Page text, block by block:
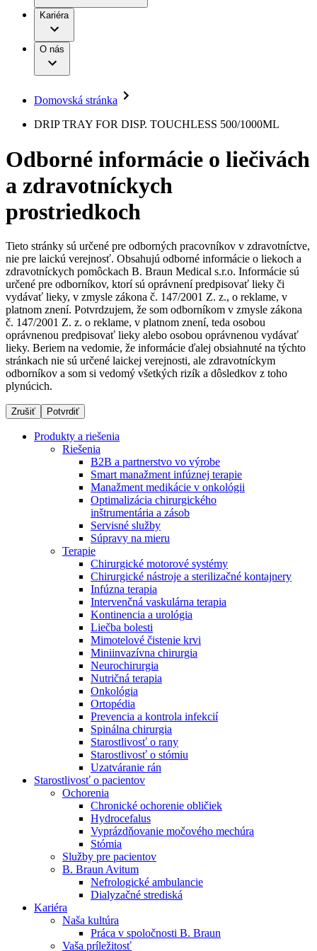
Terapie
Kontinencia a urológia
Liečba bolesti
Miniinvazívna chirurgia
Nutričná terapia
Onkológia
Ortopédia
Prevencia a kontrola infekcií
Spinálna chirurgia
Starostlivosť o rany
Uzatváranie rán
Riešenia
Terapie
Produktový katalóg​
Objavte naše produkty. ​Navštívte produktový katalóg B.
Braun​ s našim kompletným produktovým portfóliom.​
B. Braun Avitum
Ochorenia
Služby pre pacientov
Dialyzačné strediská
B. Braun Avitum poskytuje kvalitnú dialyzačnú starostlivosť
vo všetkých svojich strediskách na Slovensku. Viac
informácií nájdete na stránke jednotlivých stredísk.
Nefrologické ambulancie
V nefrologických ambulanciách prevádzkujeme poradenstvo
a prípravu pacientov k jednotlivým metódam náhrady funkcie
obličiek. Zvoľte si mesto, ktoré potrebujete a navštívte nás.
Práca a kariéra
Naša kultúra
Vaša príležitosť
Nájdite si prácu u nás​
Objavte svoje kariérne príležitosti ​v B. Braun. Vyhľadajte náš
trh práce​ pre zaujímavé pozície na Slovensku.​
Zodpovednosť
Médiá
Tlačové správy
Kontakt
Kontaktný formulár
Spoločnosť
Médiá
Kontakt
Zostaňte v dialógu s B. Braun. Kontaktujte nás.
Kariéra
O nás
Domovská stránka
DRIP TRAY FOR DISP. TOUCHLESS 500/1000ML
Odborné informácie o liečivách
a zdravotníckych
prostriedkoch
Tieto stránky sú určené pre odborných pracovníkov v zdravotníctve,
nie pre laickú verejnosť. Obsahujú odborné informácie o liekoch a
zdravotníckych pomôckach B. Braun Medical s.r.o. Informácie sú
určené pre odborníkov, ktorí sú oprávnení predpisovať lieky či
vydávať lieky, v zmysle zákona č. 147/2001 Z. z., o reklame, v
platnom znení. Potvrdzujem, že som odborníkom v zmysle zákona
č. 147/2001 Z. z. o reklame, v platnom znení, teda osobou
oprávnenou predpisovať lieky alebo osobou oprávnenou vydávať
lieky. Beriem na vedomie, že informácie ďalej obsiahnuté na týchto
stránkach nie sú určené laickej verejnosti, ale zdravotníckym
odborníkov a som si vedomý všetkých rizík a dôsledkov z toho
plynúcich.
Zrušiť Potvrdiť
Produkty a riešenia
Riešenia
B2B a partnerstvo vo výrobe
Smart manažment infúznej terapie
Manažment medikácie v onkológii
Optimalizácia chirurgického
inštrumentária a zásob
Servisné služby
Súpravy na mieru
Terapie
Chirurgické motorové systémy
Chirurgické nástroje a sterilizačné kontajnery
Infúzna terapia
Intervenčná vaskulárna terapia
Kontinencia a urológia
Liečba bolesti
Mimotelové čistenie krvi
Miniinvazívna chirurgia
Neurochirurgia
Nutričná terapia
Onkológia
Ortopédia
Prevencia a kontrola infekcií
Spinálna chirurgia
Starostlivosť o rany
Starostlivosť o stómiu
Uzatváranie rán
Starostlivosť o pacientov
Ochorenia
Chronické ochorenie obličiek
Hydrocefalus
Vyprázdňovanie močového mechúra
Stómia
Služby pre pacientov
B. Braun Avitum
Nefrologické ambulancie
Dialyzačné strediská
Kariéra
Naša kultúra
Práca v spoločnosti B. Braun
Vaša príležitosť